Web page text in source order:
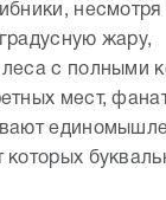
жару,
с полными
мест,